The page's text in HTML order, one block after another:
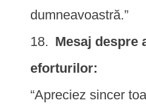
dumneavoastră.”
Mesaj despre
eforturilor:
“Apreciez sincer